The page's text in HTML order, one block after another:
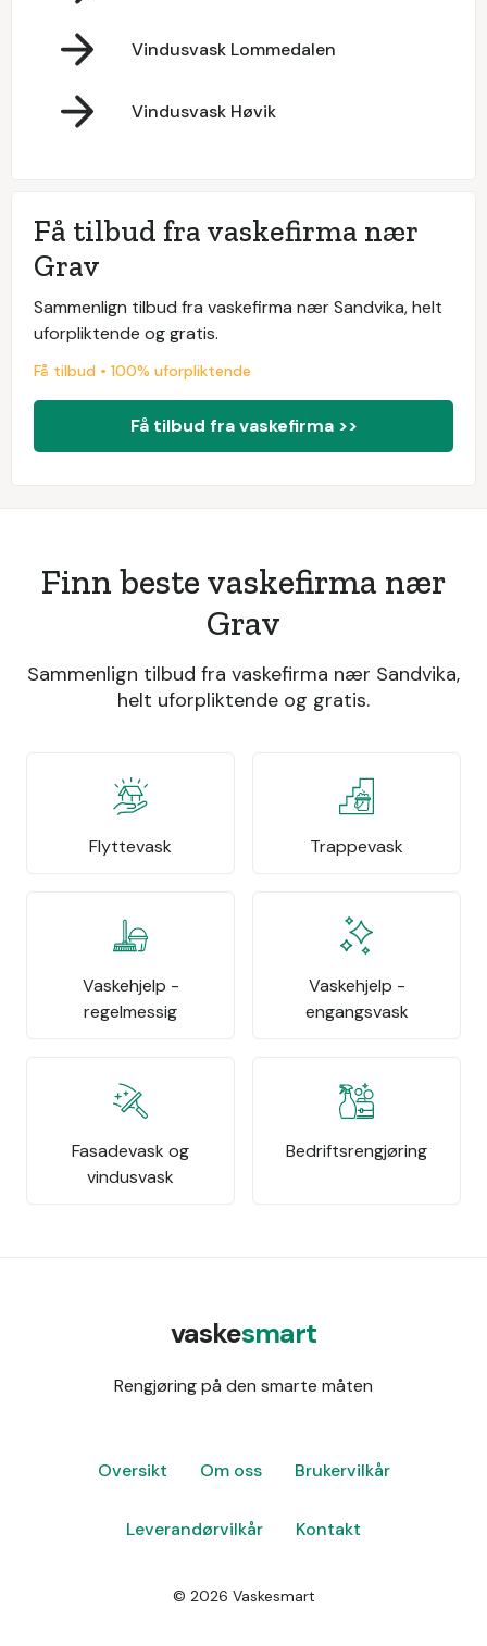
Vindusvask Lommedalen
Vindusvask Høvik
Få tilbud fra vaskefirma nær
Grav
Sammenlign tilbud fra vaskefirma nær Sandvika, helt
uforpliktende og gratis.
Få tilbud • 100% uforpliktende
Få tilbud fra vaskefirma >>
Finn beste vaskefirma nær
Grav
Sammenlign tilbud fra vaskefirma nær Sandvika,
helt uforpliktende og gratis.
Flyttevask Trappevask
Vaskehjelp -
regelmessig
Vaskehjelp -
engangsvask
Fasadevask og
vindusvask
Bedriftsrengjøring
vaskesmart
Rengjøring på den smarte måten
Oversikt Om oss Brukervilkår
Leverandørvilkår Kontakt
© 2026 Vaskesmart